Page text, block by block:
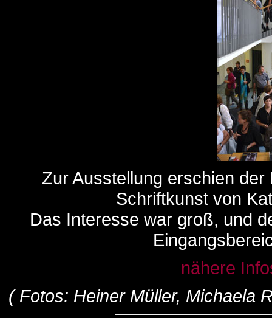
Zur Ausstellung erschien
Schriftkunst von
Das Interesse war groß, und
nähere
( Fotos: Heiner Müller, Michaela